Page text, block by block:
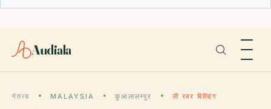
Audiala
गंतव्य MALAYSIA कुआलालम्पुर ली रबर बिल्डिंग